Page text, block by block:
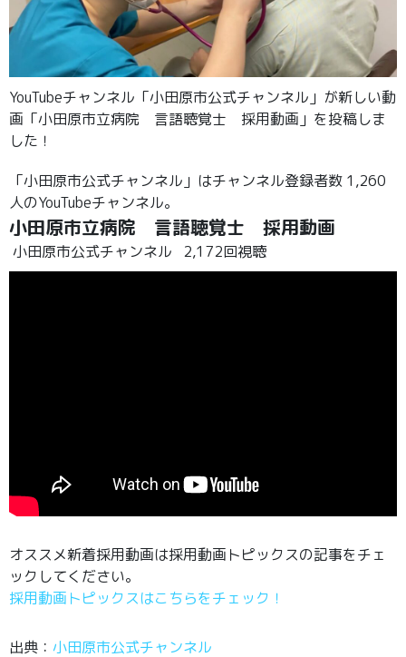
YouTubeチャンネル「小田原市公式チャンネル」が新しい動
画「小田原市立病院 言語聴覚士 採用動画」を投稿しま
した！
「小田原市公式チャンネル」はチャンネル登録者数 1,260
人のYouTubeチャンネル。
小田原市立病院 言語聴覚士 採用動画
小田原市公式チャンネル 2,172回視聴
オススメ新着採用動画は採用動画トピックスの記事をチェ
ックしてください。
採用動画トピックスはこちらをチェック！
出典： 小田原市公式チャンネル